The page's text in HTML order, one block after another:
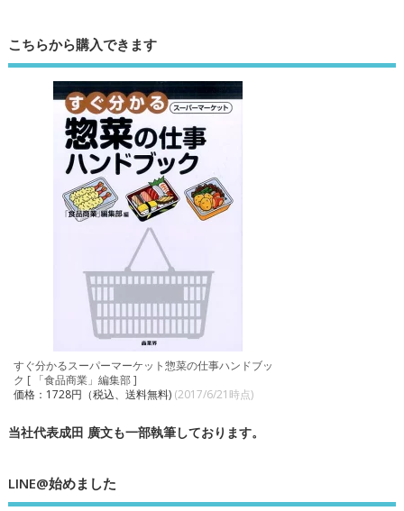
こちらから購入できます
すぐ分かるスーパーマーケット惣菜の仕事ハンドブッ
ク [ 「食品商業」編集部 ]
価格：1728円（税込、送料無料) (2017/6/21時点)
当社代表成田 廣文も一部執筆しております。
LINE@始めました